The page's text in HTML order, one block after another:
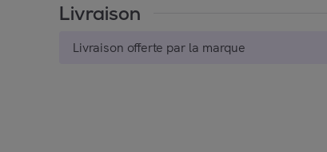
Livraison
Livraison offerte par la marque